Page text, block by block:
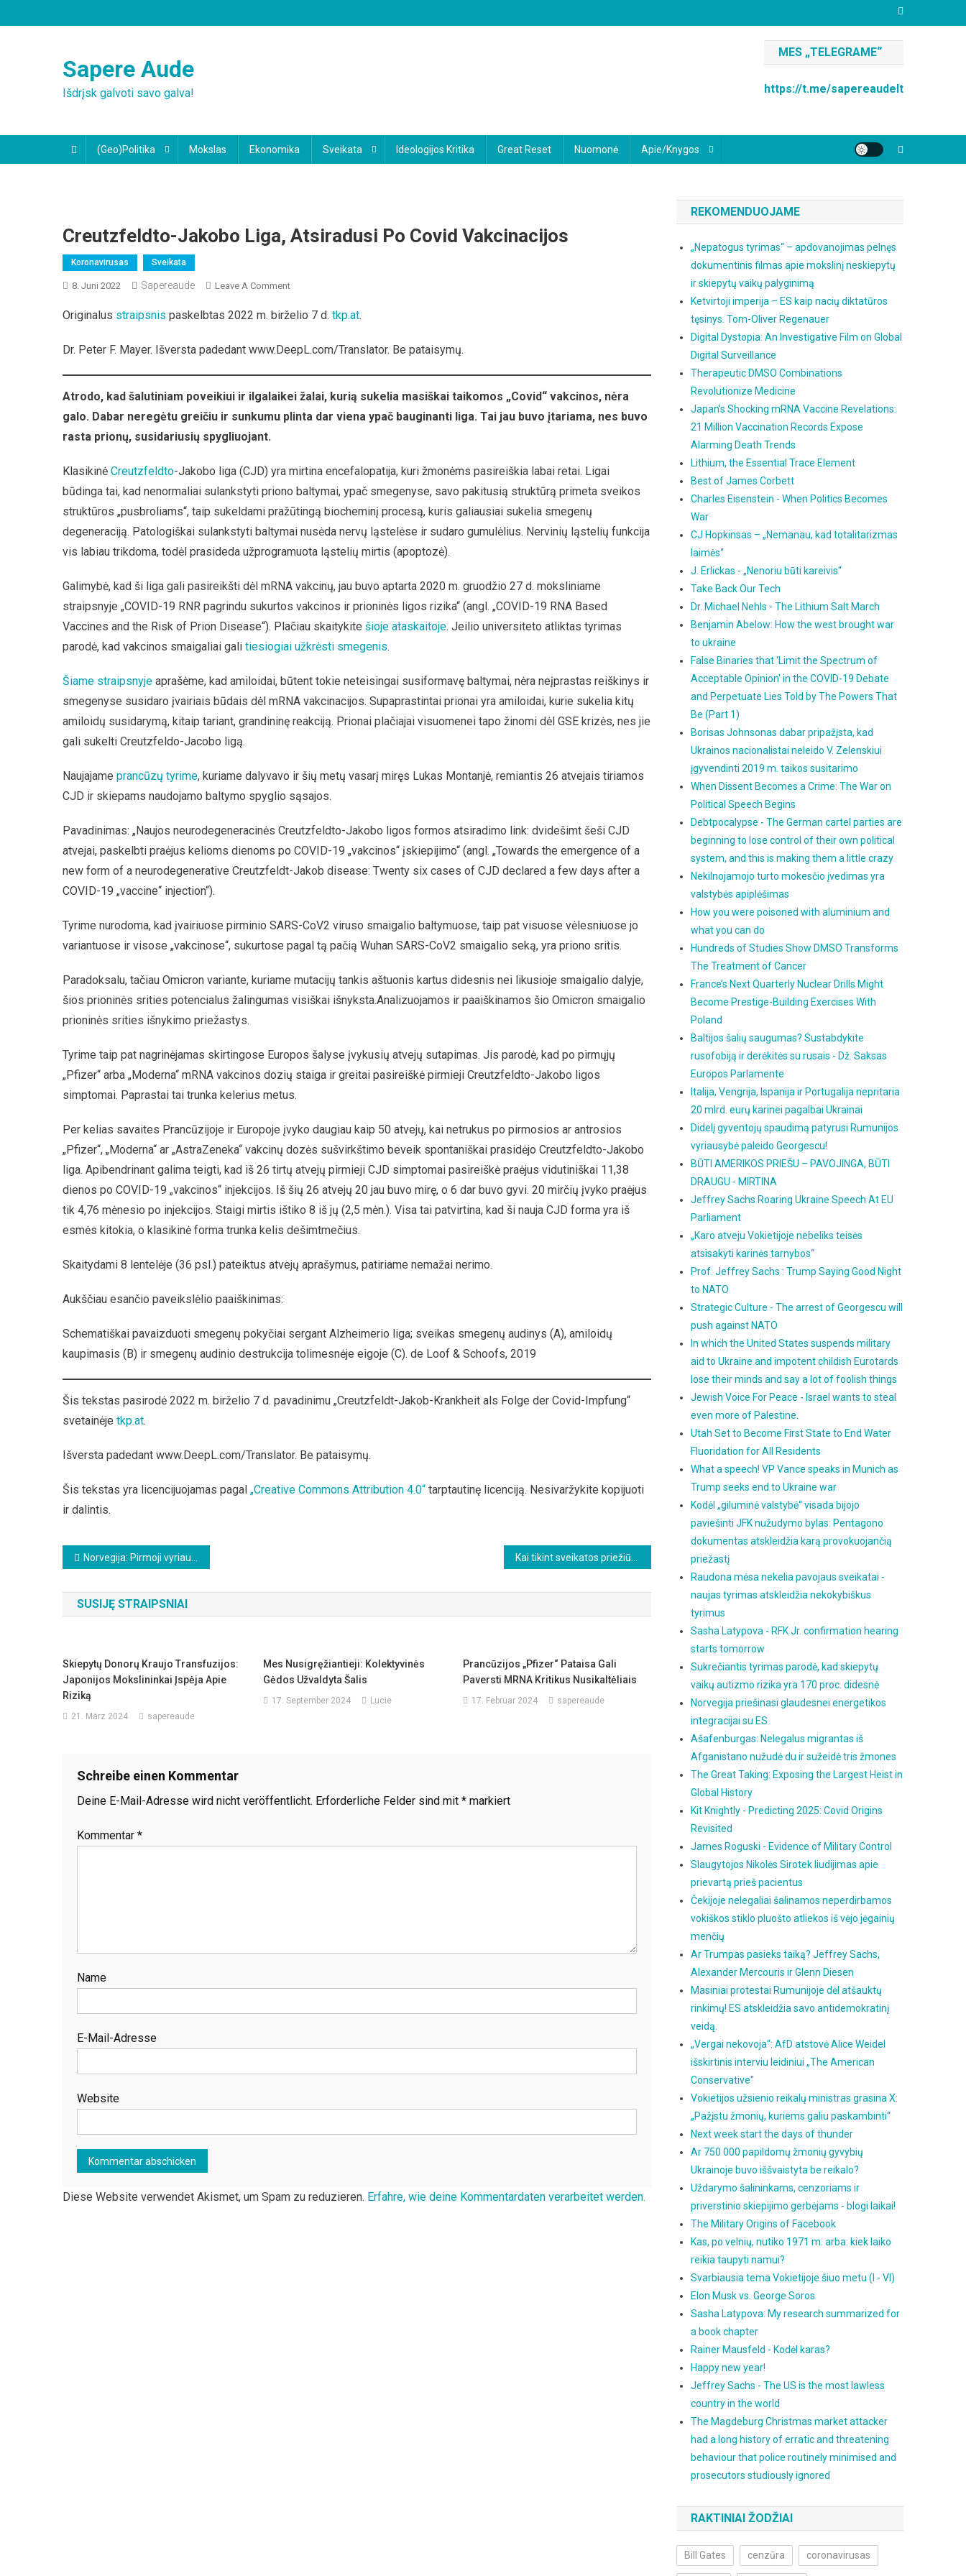
to
Sapere Aude
Išdrįsk galvoti savo galva!
MES „TELEGRAME“
https://t.me/sapereaudelt
(Geo)Politika Mokslas Ekonomika Sveikata Ideologijos Kritika Great Reset Nuomonė Apie/knygos
Creutzfeldto-Jakobo Liga, Atsiradusi Po Covid Vakcinacijos
Koronavirusas Sveikata
8. Juni 2022 Sapereaude Leave A CommentOn
Jakobo
Atsiradusi
Vakcinacijos
Originalus straipsnis paskelbtas 2022 m. birželio 7 d. tkp.at.
Dr. Peter F. Mayer. Išversta padedant www.DeepL.com/Translator. Be pataisymų.
Atrodo, kad šalutiniam poveikiui ir ilgalaikei žalai, kurią sukelia masiškai taikomos „Covid“ vakcinos, nėra
galo. Dabar neregėtu greičiu ir sunkumu plinta dar viena ypač bauginanti liga. Tai jau buvo įtariama, nes buvo
rasta prionų, susidariusių spygliuojant.
Klasikinė Creutzfeldto-Jakobo liga (CJD) yra mirtina encefalopatija, kuri žmonėms pasireiškia labai retai. Ligai
būdinga tai, kad nenormaliai sulankstyti priono baltymai, ypač smegenyse, savo pakitusią struktūrą primeta sveikos
struktūros „pusbroliams“, taip sukeldami pražūtingą biocheminį procesą, kuris galiausiai sukelia smegenų
degeneraciją. Patologiškai sulankstyti baltymai nusėda nervų ląstelėse ir sudaro gumulėlius. Nervinių ląstelių funkcija
vis labiau trikdoma, todėl prasideda užprogramuota ląstelių mirtis (apoptozė).
Galimybė, kad ši liga gali pasireikšti dėl mRNA vakcinų, jau buvo aptarta 2020 m. gruodžio 27 d. moksliniame
straipsnyje „COVID-19 RNR pagrindu sukurtos vakcinos ir prioninės ligos rizika“ (angl. „COVID-19 RNA Based
Vaccines and the Risk of Prion Disease“). Plačiau skaitykite šioje ataskaitoje. Jeilio universiteto atliktas tyrimas
parodė, kad vakcinos smaigaliai gali tiesiogiai užkrėsti smegenis.
Šiame straipsnyje aprašėme, kad amiloidai, būtent tokie neteisingai susiformavę baltymai, nėra neįprastas reiškinys ir
smegenyse susidaro įvairiais būdais dėl mRNA vakcinacijos. Supaprastintai prionai yra amiloidai, kurie sukelia kitų
amiloidų susidarymą, kitaip tariant, grandininę reakciją. Prionai plačiajai visuomenei tapo žinomi dėl GSE krizės, nes jie
gali sukelti Creutzfeldo-Jacobo ligą.
Naujajame prancūzų tyrime, kuriame dalyvavo ir šių metų vasarį miręs Lukas Montanjė, remiantis 26 atvejais tiriamos
CJD ir skiepams naudojamo baltymo spyglio sąsajos.
Pavadinimas: „Naujos neurodegeneracinės Creutzfeldto-Jakobo ligos formos atsiradimo link: dvidešimt šeši CJD
atvejai, paskelbti praėjus kelioms dienoms po COVID-19 „vakcinos“ įskiepijimo“ (angl. „Towards the emergence of a
new form of a neurodegenerative Creutzfeldt-Jakob disease: Twenty six cases of CJD declared a few days after a
COVID-19 „vaccine“ injection“).
Tyrime nurodoma, kad įvairiuose pirminio SARS-CoV2 viruso smaigalio baltymuose, taip pat visuose vėlesniuose jo
variantuose ir visose „vakcinose“, sukurtose pagal tą pačią Wuhan SARS-CoV2 smaigalio seką, yra priono sritis.
Paradoksalu, tačiau Omicron variante, kuriame mutacijų tankis aštuonis kartus didesnis nei likusioje smaigalio dalyje,
šios prioninės srities potencialus žalingumas visiškai išnyksta.Analizuojamos ir paaiškinamos šio Omicron smaigalio
prioninės srities išnykimo priežastys.
Tyrime taip pat nagrinėjamas skirtingose Europos šalyse įvykusių atvejų sutapimas. Jis parodė, kad po pirmųjų
„Pfizer“ arba „Moderna“ mRNA vakcinos dozių staiga ir greitai pasireiškė pirmieji Creutzfeldto-Jakobo ligos
simptomai. Paprastai tai trunka kelerius metus.
Per kelias savaites Prancūzijoje ir Europoje įvyko daugiau kaip 50 atvejų, kai netrukus po pirmosios ar antrosios
„Pfizer“, „Moderna“ ar „AstraZeneka“ vakcinų dozės sušvirkštimo beveik spontaniškai prasidėjo Creutzfeldto-Jakobo
liga. Apibendrinant galima teigti, kad iš 26 tirtų atvejų pirmieji CJD simptomai pasireiškė praėjus vidutiniškai 11,38
dienos po COVID-19 „vakcinos“ injekcijos. Iš šių 26 atvejų 20 jau buvo mirę, o 6 dar buvo gyvi. 20 mirčių įvyko praėjus
tik 4,76 mėnesio po injekcijos. Staigi mirtis ištiko 8 iš jų (2,5 mėn.). Visa tai patvirtina, kad ši nauja CJD forma yra iš
esmės kitokia, o klasikinė forma trunka kelis dešimtmečius.
Skaitydami 8 lentelėje (36 psl.) pateiktus atvejų aprašymus, patiriame nemažai nerimo.
Aukščiau esančio paveikslėlio paaiškinimas:
Schematiškai pavaizduoti smegenų pokyčiai sergant Alzheimerio liga; sveikas smegenų audinys (A), amiloidų
kaupimasis (B) ir smegenų audinio destrukcija tolimesnėje eigoje (C). de Loof & Schoofs, 2019
Šis tekstas pasirodė 2022 m. birželio 7 d. pavadinimu „Creutzfeldt-Jakob-Krankheit als Folge der Covid-Impfung“
svetainėje tkp.at.
Išversta padedant www.DeepL.com/Translator. Be pataisymų.
Šis tekstas yra licencijuojamas pagal „Creative Commons Attribution 4.0“ tarptautinę licenciją. Nesivaržykite kopijuoti
ir dalintis.
Beitragsnavigation
Norvegija: Pirmoji vyriausybė sujungia skaitmeninių mokėjimų duomenis ir kasos kvitus
SUSIJĘ STRAIPSNIAI
Skiepytų Donorų Kraujo Transfuzijos:
Japonijos Mokslininkai Įspėja Apie
Riziką
21. März 2024 sapereaude
Mes Nusigręžiantieji: Kolektyvinės
Gėdos Užvaldyta Šalis
17. September 2024 Lucie
Prancūzijos „Pfizer“ Pataisa Gali
Paversti MRNA Kritikus Nusikaltėliais
17. Februar 2024 sapereaude
Schreibe einen Kommentar
Deine E-Mail-Adresse wird nicht veröffentlicht. Erforderliche Felder sind mit * markiert
Kommentar *
Name
E-Mail-Adresse
Website
Diese Website verwendet Akismet, um Spam zu reduzieren. Erfahre, wie deine Kommentardaten verarbeitet werden.
REKOMENDUOJAME
„Nepatogus tyrimas“ – apdovanojimas pelnęs
dokumentinis filmas apie mokslinį neskiepytų
ir skiepytų vaikų palyginimą
Ketvirtoji imperija – ES kaip nacių diktatūros
tęsinys. Tom-Oliver Regenauer
Digital Dystopia: An Investigative Film on Global
Digital Surveillance
Therapeutic DMSO Combinations
Revolutionize Medicine
Japan’s Shocking mRNA Vaccine Revelations:
21 Million Vaccination Records Expose
Alarming Death Trends
Lithium, the Essential Trace Element
Best of James Corbett
Charles Eisenstein - When Politics Becomes
War
CJ Hopkinsas – „Nemanau, kad totalitarizmas
laimės“
J. Erlickas - „Nenoriu būti kareivis“
Take Back Our Tech
Dr. Michael Nehls - The Lithium Salt March
Benjamin Abelow: How the west brought war
to ukraine
False Binaries that 'Limit the Spectrum of
Acceptable Opinion' in the COVID-19 Debate
and Perpetuate Lies Told by The Powers That
Be (Part 1)
Borisas Johnsonas dabar pripažįsta, kad
Ukrainos nacionalistai neleido V. Zelenskiui
įgyvendinti 2019 m. taikos susitarimo
When Dissent Becomes a Crime: The War on
Political Speech Begins
Debtpocalypse - The German cartel parties are
beginning to lose control of their own political
system, and this is making them a little crazy
Nekilnojamojo turto mokesčio įvedimas yra
valstybės apiplėšimas
How you were poisoned with aluminium and
what you can do
Hundreds of Studies Show DMSO Transforms
The Treatment of Cancer
France’s Next Quarterly Nuclear Drills Might
Become Prestige-Building Exercises With
Poland
Baltijos šalių saugumas? Sustabdykite
rusofobiją ir derėkitės su rusais - Dž. Saksas
Europos Parlamente
Italija, Vengrija, Ispanija ir Portugalija nepritaria
20 mlrd. eurų karinei pagalbai Ukrainai
Didelį gyventojų spaudimą patyrusi Rumunijos
vyriausybė paleido Georgescu!
BŪTI AMERIKOS PRIEŠU – PAVOJINGA, BŪTI
DRAUGU - MIRTINA
Jeffrey Sachs Roaring Ukraine Speech At EU
Parliament
„Karo atveju Vokietijoje nebeliks teisės
atsisakyti karinės tarnybos“
Prof. Jeffrey Sachs : Trump Saying Good Night
to NATO
Strategic Culture - The arrest of Georgescu will
push against NATO
In which the United States suspends military
aid to Ukraine and impotent childish Eurotards
lose their minds and say a lot of foolish things
Jewish Voice For Peace - Israel wants to steal
even more of Palestine.
Utah Set to Become First State to End Water
Fluoridation for All Residents
What a speech! VP Vance speaks in Munich as
Trump seeks end to Ukraine war
Kodėl „giluminė valstybė“ visada bijojo
paviešinti JFK nužudymo bylas: Pentagono
dokumentas atskleidžia karą provokuojančią
priežastį
Raudona mėsa nekelia pavojaus sveikatai -
naujas tyrimas atskleidžia nekokybiškus
tyrimus
Sasha Latypova - RFK Jr. confirmation hearing
starts tomorrow
Sukrečiantis tyrimas parodė, kad skiepytų
vaikų autizmo rizika yra 170 proc. didesnė
Norvegija priešinasi glaudesnei energetikos
integracijai su ES
Ašafenburgas: Nelegalus migrantas iš
Afganistano nužudė du ir sužeidė tris žmones
The Great Taking: Exposing the Largest Heist in
Global History
Kit Knightly - Predicting 2025: Covid Origins
Revisited
James Roguski - Evidence of Military Control
Slaugytojos Nikolės Sirotek liudijimas apie
prievartą prieš pacientus
Čekijoje nelegaliai šalinamos neperdirbamos
vokiškos stiklo pluošto atliekos iš vėjo jėgainių
menčių
Ar Trumpas pasieks taiką? Jeffrey Sachs,
Alexander Mercouris ir Glenn Diesen
Masiniai protestai Rumunijoje dėl atšauktų
rinkimų! ES atskleidžia savo antidemokratinį
veidą.
„Vergai nekovoja“: AfD atstovė Alice Weidel
išskirtinis interviu leidiniui „The American
Conservative"
Vokietijos užsienio reikalų ministras grasina X:
„Pažįstu žmonių, kuriems galiu paskambinti“
Next week start the days of thunder
Ar 750 000 papildomų žmonių gyvybių
Ukrainoje buvo iššvaistyta be reikalo?
Uždarymo šalininkams, cenzoriams ir
priverstinio skiepijimo gerbėjams - blogi laikai!
The Military Origins of Facebook
Kas, po velnių, nutiko 1971 m. arba: kiek laiko
reikia taupyti namui?
Svarbiausia tema Vokietijoje šiuo metu (I - VI)
Elon Musk vs. George Soros
Sasha Latypova: My research summarized for
a book chapter
Rainer Mausfeld - Kodėl karas?
Happy new year!
Jeffrey Sachs - The US is the most lawless
country in the world
The Magdeburg Christmas market attacker
had a long history of erratic and threatening
behaviour that police routinely minimised and
prosecutors studiously ignored
RAKTINIAI ŽODŽIAI
Bill Gates cenzūra coronavirusas